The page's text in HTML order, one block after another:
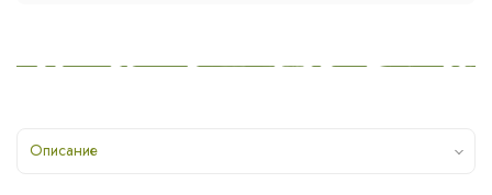
Описание